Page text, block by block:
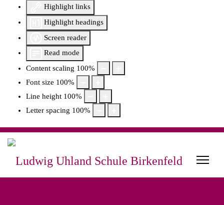
Highlight links
Highlight headings
Screen reader
Read mode
Content scaling 100%
Font size 100%
Line height 100%
Letter spacing 100%